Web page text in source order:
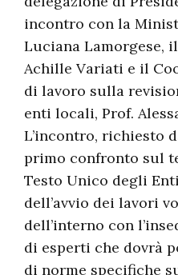
incontro con la
Luciana Lamorgese,
Achille Variati e il
di lavoro sulla
enti locali, Prof.
L’incontro, richiesto
primo confronto sul
Testo Unico degli
dell’avvio dei lavori
dell’interno con
di esperti che dovrà
di norme specifiche